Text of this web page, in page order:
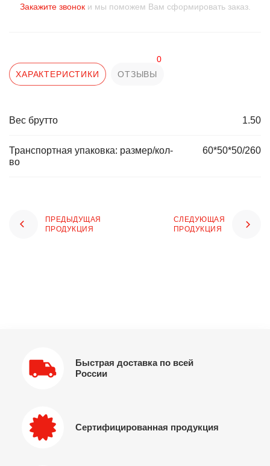
Закажите звоноки мы поможем Вам сформировать заказ.
ХАРАКТЕРИСТИКИ ОТЗЫВЫ
0
Вес брутто 1.50
Транспортная упаковка: размер/кол-
во
60*50*50/260
ПРЕДЫДУЩАЯ
ПРОДУКЦИЯ
СЛЕДУЮЩАЯ
ПРОДУКЦИЯ
Быстрая доставка по всей
России
Сертифицированная продукция